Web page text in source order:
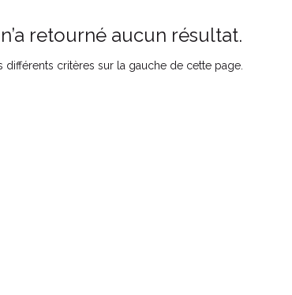
retourné aucun résultat.
différents critères sur la gauche de cette page.